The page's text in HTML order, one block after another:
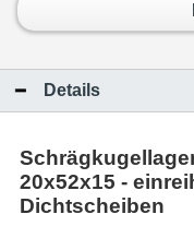
Details
20x52x15 -
Dichtscheiben